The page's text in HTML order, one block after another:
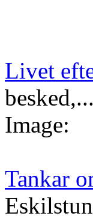
Livet
besked,...
Image:
Tankar